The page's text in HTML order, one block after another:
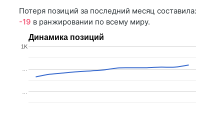
Потеря позиций за последний месяц составила:
-19 в ранжировании по всему миру.
Динамика позиций
…
1K